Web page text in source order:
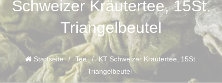
Schweizer Kräutertee, 15St.
Triangelbeutel
Startseite / Tee / KT Schweizer Kräutertee, 15St.
Triangelbeutel